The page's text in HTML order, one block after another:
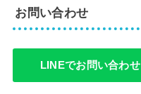
お問い合わせ
LINEでお問い合わせ